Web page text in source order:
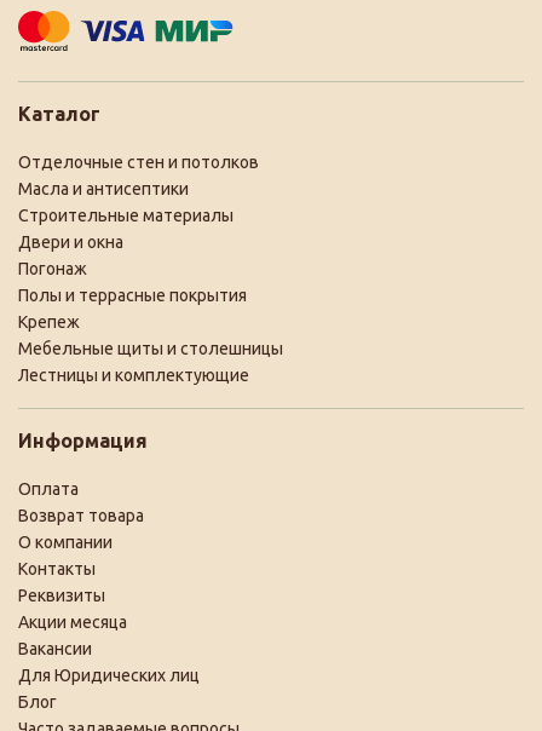
Каталог
Отделочные стен и потолков
Масла и антисептики
Строительные материалы
Двери и окна
Погонаж
Полы и террасные покрытия
Крепеж
Мебельные щиты и столешницы
Лестницы и комплектующие
Информация
Оплата
Возврат товара
О компании
Контакты
Реквизиты
Акции месяца
Вакансии
Для Юридических лиц
Блог